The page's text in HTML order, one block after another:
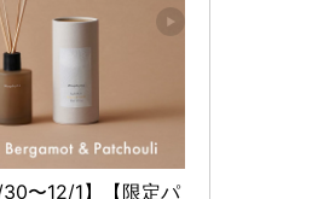
30〜12/1】【限定パ